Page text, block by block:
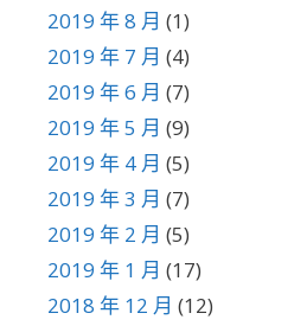
2019 年 8 月 (1)
2019 年 7 月 (4)
2019 年 6 月 (7)
2019 年 5 月 (9)
2019 年 4 月 (5)
2019 年 3 月 (7)
2019 年 2 月 (5)
2019 年 1 月 (17)
2018 年 12 月 (12)